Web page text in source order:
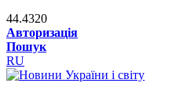
44.4320
Авторизація
Пошук
RU